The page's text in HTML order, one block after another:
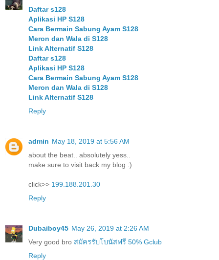
Daftar s128
Aplikasi HP S128
Cara Bermain Sabung Ayam S128
Meron dan Wala di S128
Link Alternatif S128
Daftar s128
Aplikasi HP S128
Cara Bermain Sabung Ayam S128
Meron dan Wala di S128
Link Alternatif S128
Reply
admin May 18, 2019 at 5:56 AM
about the beat.. absolutely yess..
make sure to visit back my blog :)
click>> 199.188.201.30
Reply
Dubaiboy45 May 26, 2019 at 2:26 AM
Very good bro สมัครรับโบนัสฟรี 50% Gclub
Reply